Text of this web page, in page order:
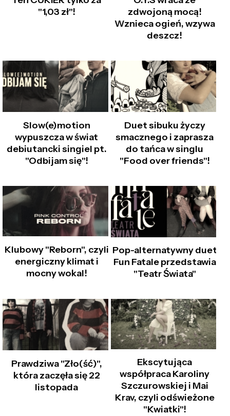
"1,03 zł"!
zdwojoną mocą!
Wznieca ogień, wzywa
deszcz!
Slow(e)motion
wypuszcza w świat
debiutancki singiel pt.
"Odbijam się"!
Duet sibuku życzy
smacznego i zaprasza
do tańca w singlu
"Food over friends"!
Klubowy "Reborn", czyli
energiczny klimat i
mocny wokal!
Pop-alternatywny duet
Fun Fatale przedstawia
"Teatr Świata"
Prawdziwa "Zło(ść)",
która zaczęła się 22
listopada
Ekscytująca
współpraca Karoliny
Szczurowskiej i Mai
Krav, czyli odświeżone
"Kwiatki"!